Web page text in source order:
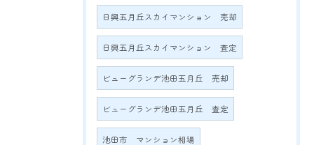
日興五月丘スカイマンション 売却
日興五月丘スカイマンション 査定
ビューグランデ池田五月丘 売却
ビューグランデ池田五月丘 査定
池田市 マンション相場